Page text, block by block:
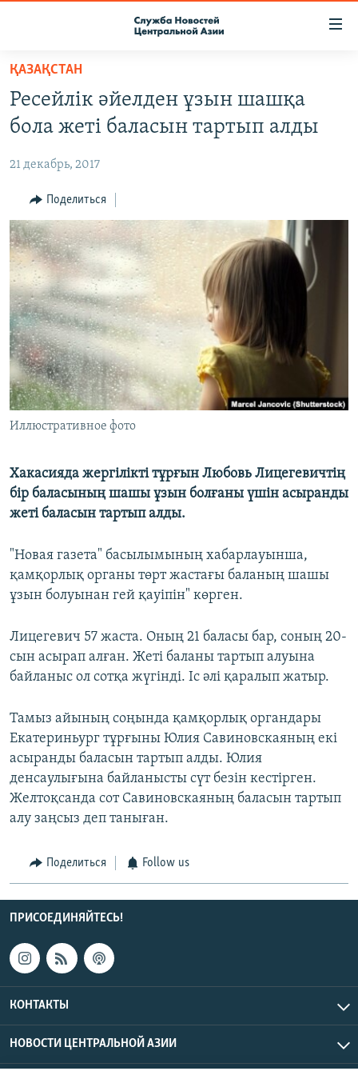
Вернуться
основному
содержанию
навигации
Вернутся
поиску
ПОДПИСКА
RFE/RL ДИРЕКТ
НАСТОЯЩЕЕ ВРЕМЯ
МИГРАНТ МЕДИА
ҚАЗАҚСТАН
Ресейлік әйелден ұзын шашқа
бола жеті баласын тартып алды
21 декабрь, 2017
Поделиться
Иллюстративное фото
Хакасияда жергілікті тұрғын Любовь Лицегевичтің
бір баласының шашы ұзын болғаны үшін асыранды
жеті баласын тартып алды.
"Новая газета" басылымының хабарлауынша,
қамқорлық органы төрт жастағы баланың шашы
ұзын болуынан гей қауіпін" көрген.
Лицегевич 57 жаста. Оның 21 баласы бар, соның 20-
сын асырап алған. Жеті баланы тартып алуына
байланыс ол сотқа жүгінді. Іс әлі қаралып жатыр.
Тамыз айының соңында қамқорлық органдары
Екатериньург тұрғыны Юлия Савиновскаяның екі
асыранды баласын тартып алды. Юлия
денсаулығына байланысты сүт безін кестірген.
Желтоқсанда сот Савиновскаяның баласын тартып
алу заңсыз деп таныған.
Поделиться Follow us
ПРИСОЕДИНЯЙТЕСЬ!
КОНТАКТЫ
НОВОСТИ ЦЕНТРАЛЬНОЙ АЗИИ